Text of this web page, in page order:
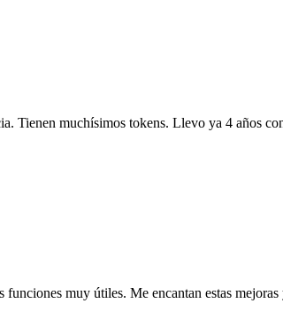
Tienen muchísimos tokens. Llevo ya 4 años
muy útiles. Me encantan estas